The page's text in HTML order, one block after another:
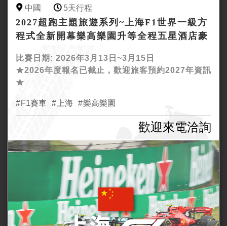
中國 5天行程
2027超跑主題旅遊系列~上海F1世界一級方
程式全新開幕樂高樂園升等全程五星酒店豪
比賽日期: 2026年3月13日~3月15日
★2026年度報名已截止，歡迎旅客預約2027年資訊
★
F1賽車 上海 樂高樂園
歡迎來電洽詢